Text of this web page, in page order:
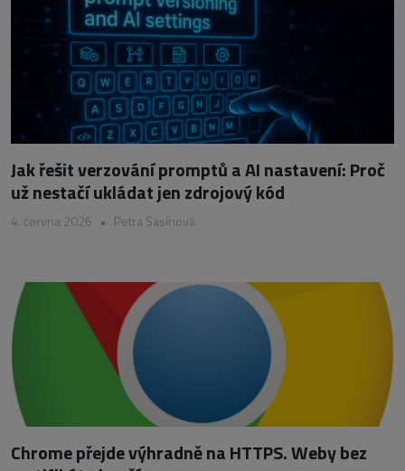
Jak řešit verzování promptů a AI nastavení: Proč
už nestačí ukládat jen zdrojový kód
4. června 2026 • Petra Sasínová
Chrome přejde výhradně na HTTPS. Weby bez